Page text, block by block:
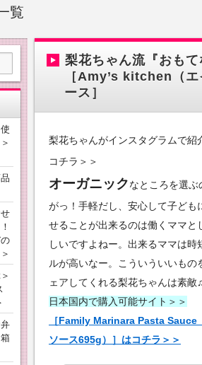
覧
梨花ちゃん流『おも
［Amy’s kitchen（
ース］
梨花ちゃんがインスタグラムで
コチラ＞＞
オーガニックなところを選ぶ
がっ！手軽だし、安心して子ども
せることが出来るのは働くママと
しいですよねー。出来るママは時
ルが高いなー。こういういいもの
ェアしてくれる梨花ちゃんは素敵
日本国内で購入可能サイト＞＞
［Family Marinara Pasta Sauce
ソース695g）］はコチラ＞＞